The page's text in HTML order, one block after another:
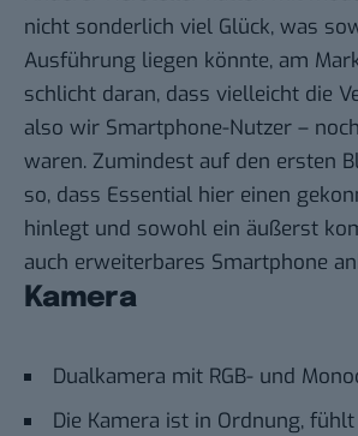
nicht sonderlich viel Glück, was
Ausführung liegen könnte, am
schlicht daran, dass vielleicht die
also wir Smartphone-Nutzer –
waren. Zumindest auf den ersten
so, dass Essential hier einen
hinlegt und sowohl ein äußerst
auch erweiterbares Smartphone
Kamera
Dualkamera mit RGB- und
Die Kamera ist in Ordnung,